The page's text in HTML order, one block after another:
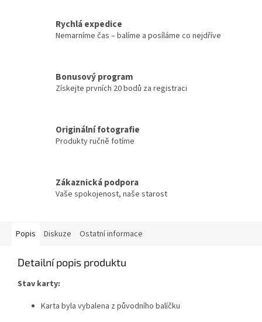
Rychlá expedice
Nemarníme čas – balíme a posíláme co nejdříve
Bonusový program
Získejte prvních 20 bodů za registraci
Originální fotografie
Produkty ručně fotíme
Zákaznická podpora
Vaše spokojenost, naše starost
Popis Diskuze Ostatní informace
Detailní popis produktu
Stav karty:
Karta byla vybalena z původního balíčku